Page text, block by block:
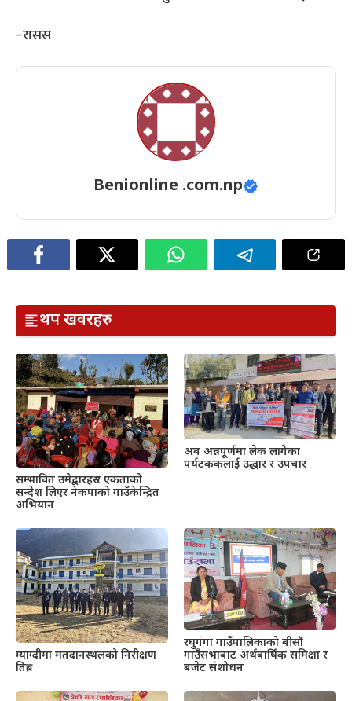
–रासस
Benionline .com.np
थप खवरहरु
सम्भावित उमेद्वारहरु र एकताको
सन्देश लिएर नेकपाको गाउँकेन्द्रित
अभियान
अब अन्नपूर्णमा लेक लागेका
पर्यटककलाई उद्धार र उपचार
म्याग्दीमा मतदानस्थलको निरीक्षण
तिब्र
रघुगंगा गाउँपालिकाको बीसौं
गाउँसभाबाट अर्थबार्षिक समिक्षा र
बजेट संशोधन